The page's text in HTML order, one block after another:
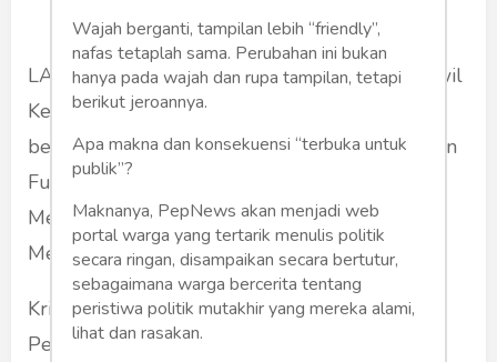
LAPAS MALANG - Lapas Kelas I Malang Kanwil
Kemenkumham Jawa Timur menjadi tempat
berlangsungnya kegiatan Penguatan Tugas dan
Fungsi Pemasyarakatan oleh Staf Khusus
Menteri Bidang Pengamanan dan Intelijen
Menkumham RI, Krismono.
Krismono sebelumnya juga memberikan
Penguatan Tugas dan Fungsi Pemasyarakatan
Wajah berganti, tampilan lebih “friendly”,
nafas tetaplah sama. Perubahan ini bukan
hanya pada wajah dan rupa tampilan, tetapi
berikut jeroannya.
Apa makna dan konsekuensi “terbuka untuk
publik”?
Maknanya, PepNews akan menjadi web
portal warga yang tertarik menulis politik
secara ringan, disampaikan secara bertutur,
sebagaimana warga bercerita tentang
peristiwa politik mutakhir yang mereka alami,
lihat dan rasakan.